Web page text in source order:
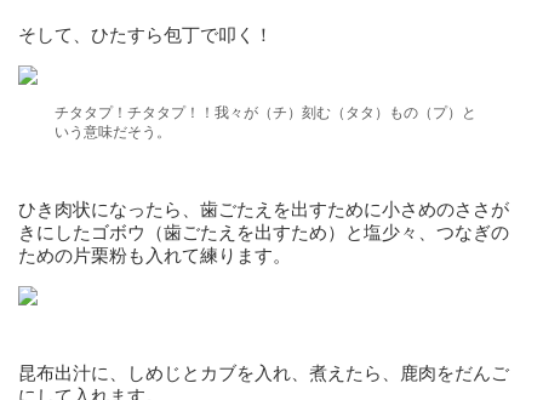
そして、ひたすら包丁で叩く！
チタタプ！チタタプ！！我々が（チ）刻む（タタ）もの（プ）と
いう意味だそう。
ひき肉状になったら、歯ごたえを出すために小さめのささが
きにしたゴボウ（歯ごたえを出すため）と塩少々、つなぎの
ための片栗粉も入れて練ります。
昆布出汁に、しめじとカブを入れ、煮えたら、鹿肉をだんご
にして入れます。